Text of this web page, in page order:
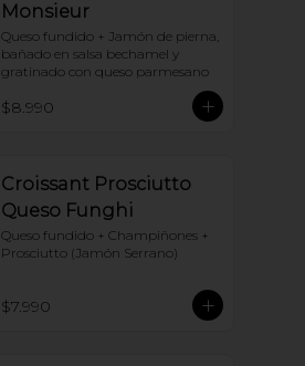
Monsieur
Queso fundido + Jamón de pierna,
bañado en salsa bechamel y
gratinado con queso parmesano
$8.990
Croissant Prosciutto
Queso Funghi
Queso fundido + Champiñones +
Prosciutto (Jamón Serrano)
$7.990